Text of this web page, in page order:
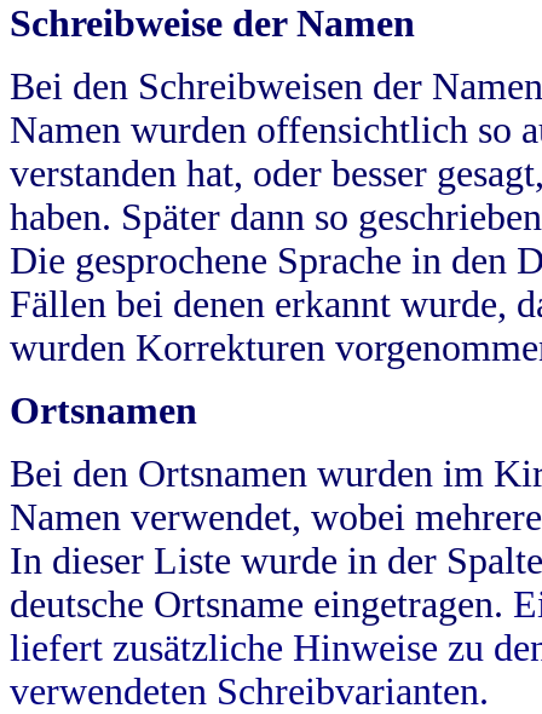
Schreibweise der Namen
Bei den Schreibweisen der
Namen wurden offensichtlich so
verstanden hat, oder besser
haben. Später dann so
Die gesprochene Sprache in
Fällen bei denen erkannt wurde,
wurden Korrekturen
Ortsnamen
Bei den Ortsnamen wurden im
Namen verwendet, wobei
In dieser Liste wurde in der
deutsche Ortsname eingetragen.
liefert zusätzliche Hinweise zu
verwendeten Schreibvarianten.